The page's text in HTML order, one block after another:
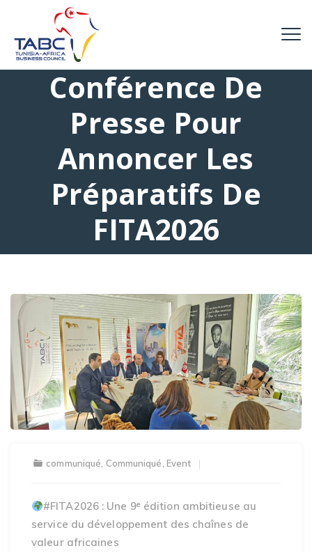
Conférence De
Presse Pour
Annoncer Les
Préparatifs De
FITA2026
communiqué, Communiqué, Event
#FITA2026 : Une 9ᵉ édition ambitieuse au
service du développement des chaînes de
valeur africaines